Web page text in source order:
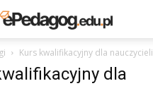
Kurs kwalifikacyjny dla nauczycieli
dla